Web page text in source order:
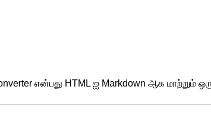
என்பது HTML ஐ Markdown ஆக ​​மாற்றும்